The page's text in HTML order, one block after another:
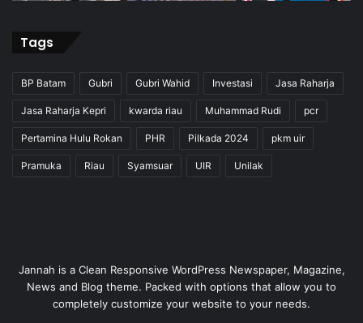
Tags
BP Batam Gubri Gubri Wahid Investasi Jasa Raharja
Jasa Raharja Kepri kwarda riau Muhammad Rudi pcr
Pertamina Hulu Rokan PHR Pilkada 2024 pkm uir
Pramuka Riau Syamsuar UIR Unilak
Jannah is a Clean Responsive WordPress Newspaper, Magazine,
News and Blog theme. Packed with options that allow you to
completely customize your website to your needs.